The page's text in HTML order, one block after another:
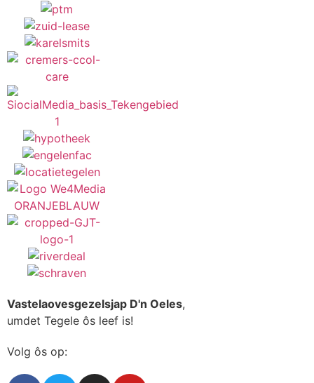
Vastelaovesgezelsjap D'n Oeles,
umdet Tegele ôs leef is!
Volg ôs op: